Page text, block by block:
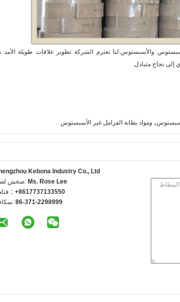
والأسبستوس.لناتعتزم الشركة تطوير علاقات طويلة الأمد
إلى نجاح متبادل.
, ومواد بطانة الفرامل غير الأسبستوس
Kebona Industry Co., Ltd
اتصل Ms. Rose Lee
+8617737133550
86-371-2298999